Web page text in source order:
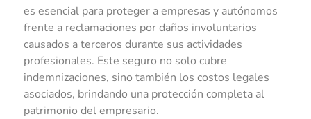
es esencial para proteger a empresas y autónomos
frente a reclamaciones por daños involuntarios
causados a terceros durante sus actividades
profesionales. Este seguro no solo cubre
indemnizaciones, sino también los costos legales
asociados, brindando una protección completa al
patrimonio del empresario.